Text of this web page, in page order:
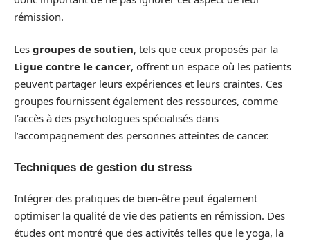
rémission.
Les groupes de soutien, tels que ceux proposés par la
Ligue contre le cancer, offrent un espace où les patients
peuvent partager leurs expériences et leurs craintes. Ces
groupes fournissent également des ressources, comme
l’accès à des psychologues spécialisés dans
l’accompagnement des personnes atteintes de cancer.
Techniques de gestion du stress
Intégrer des pratiques de bien-être peut également
optimiser la qualité de vie des patients en rémission. Des
études ont montré que des activités telles que le yoga, la